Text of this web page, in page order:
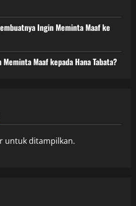
Ingin Meminta Maaf ke
Maaf kepada Hana Tabata?
untuk ditampilkan.